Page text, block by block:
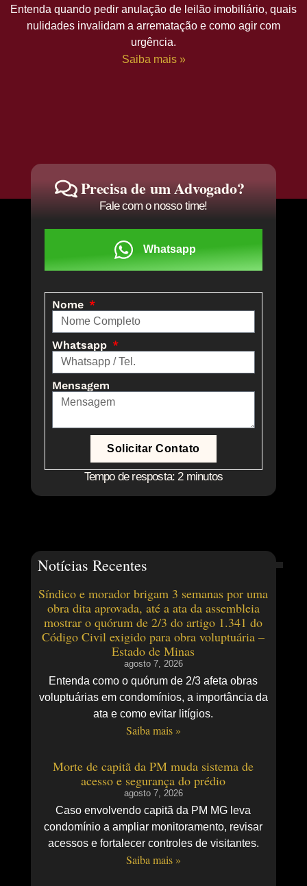
Entenda quando pedir anulação de leilão imobiliário, quais
nulidades invalidam a arrematação e como agir com
urgência.
Saiba mais »
Precisa de um Advogado?
Fale com o nosso time!
Whatsapp
Nome
Whatsapp
Mensagem
Solicitar Contato
Tempo de resposta: 2 minutos
Notícias Recentes
Síndico e morador brigam 3 semanas por uma
obra dita aprovada, até a ata da assembleia
mostrar o quórum de 2/3 do artigo 1.341 do
Código Civil exigido para obra voluptuária –
Estado de Minas
agosto 7, 2026
Entenda como o quórum de 2/3 afeta obras
voluptuárias em condomínios, a importância da
ata e como evitar litígios.
Saiba mais »
Morte de capitã da PM muda sistema de
acesso e segurança do prédio
agosto 7, 2026
Caso envolvendo capitã da PM MG leva
condomínio a ampliar monitoramento, revisar
acessos e fortalecer controles de visitantes.
Saiba mais »